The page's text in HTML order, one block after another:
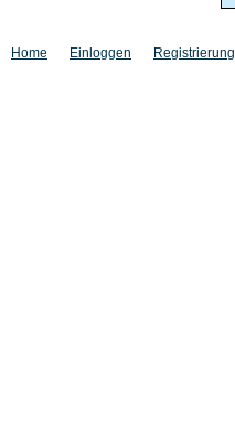
Home Einloggen Registrierung